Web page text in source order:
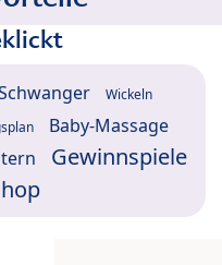
Wickeln
Baby-Massage
Gewinnspiele